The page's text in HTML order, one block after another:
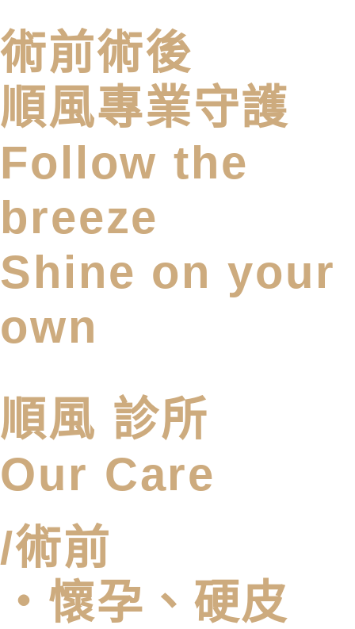
術前術後
順風專業守護
Follow the
breeze
Shine on your
own
順風 診所
Our Care
/術前
・懷孕、硬皮